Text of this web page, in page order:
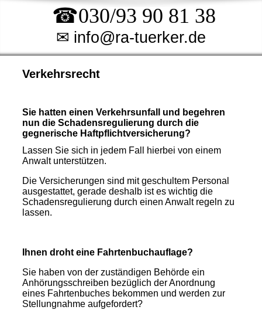
☎030/93 90 81 38
✉ info@ra-tuerker.de
Verkehrsrecht
Sie hatten einen Verkehrsunfall und begehren
nun die Schadensregulierung durch die
gegnerische Haftpflichtversicherung?
Lassen Sie sich in jedem Fall hierbei von einem
Anwalt unterstützen.
Die Versicherungen sind mit geschultem Personal
ausgestattet, gerade deshalb ist es wichtig die
Schadensregulierung durch einen Anwalt regeln zu
lassen.
Ihnen droht eine Fahrtenbuchauflage?
Sie haben von der zuständigen Behörde ein
Anhörungsschreiben bezüglich der Anordnung
eines Fahrtenbuches bekommen und werden zur
Stellungnahme aufgefordert?